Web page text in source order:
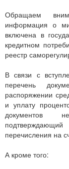
Обращаем
информация о
включена в
кредитном
реестр
В связи с
перечень
распоряжении
и уплату
документов
перечисления на
А кроме того: